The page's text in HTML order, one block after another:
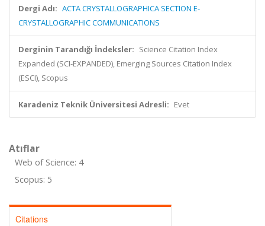
Dergi Adı: ACTA CRYSTALLOGRAPHICA SECTION E-
CRYSTALLOGRAPHIC COMMUNICATIONS
Derginin Tarandığı İndeksler: Science Citation Index
Expanded (SCI-EXPANDED), Emerging Sources Citation Index
(ESCI), Scopus
Karadeniz Teknik Üniversitesi Adresli: Evet
Atıflar
Web of Science: 4
Scopus: 5
Citations